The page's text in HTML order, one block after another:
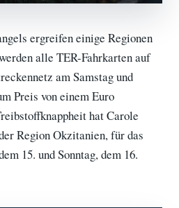
ergreifen einige Regionen
alle TER-Fahrkarten auf
am Samstag und
Preis von einem Euro
hat Carole
Region Okzitanien, für das
15. und Sonntag, dem 16.